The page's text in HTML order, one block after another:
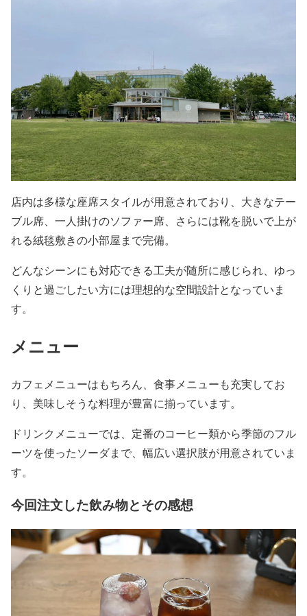
店内は多様な座席スタイルが用意されており、大きなテー
ブル席、一人掛けのソファー席、さらには靴を脱いで上が
れる絨毯敷きの小部屋まで完備。
どんなシーンにも対応できる工夫が随所に感じられ、ゆっ
くりと過ごしたい方には理想的な空間設計となっていま
す。
メニュー
カフェメニューはもちろん、食事メニューも充実してお
り、美味しそうな料理が豊富に揃っています。
ドリンクメニューでは、定番のコーヒー類から季節のフル
ーツを使ったソーダまで、幅広い選択肢が用意されていま
す。
今回注文した飲み物とその感想